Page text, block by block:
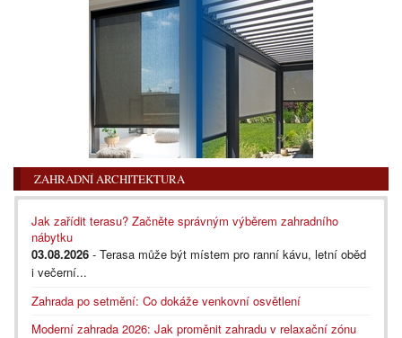
ZAHRADNÍ ARCHITEKTURA
Jak zařídit terasu? Začněte správným výběrem zahradního
nábytku
03.08.2026 - Terasa může být místem pro ranní kávu, letní oběd
i večerní...
Zahrada po setmění: Co dokáže venkovní osvětlení
Moderní zahrada 2026: Jak proměnit zahradu v relaxační zónu